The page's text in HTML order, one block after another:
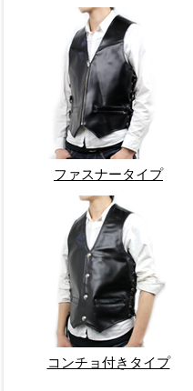
ファスナータイプ
コンチョ付きタイプ